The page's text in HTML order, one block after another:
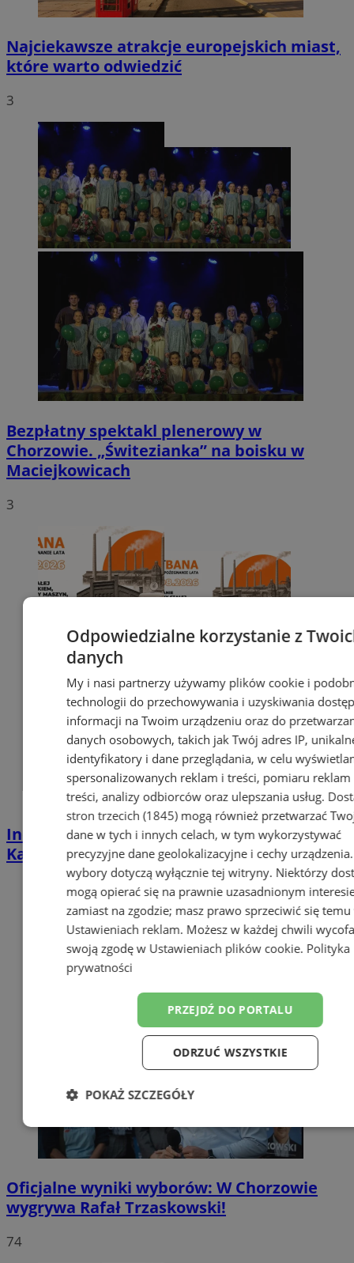
Najciekawsze atrakcje europejskich miast,
które warto odwiedzić
3
Bezpłatny spektakl plenerowy w
Chorzowie. „Świtezianka” na boisku w
Maciejkowicach
3
Industrialna podróż przez Chorzów i
Katowice. Nadchodzi HUTBANA 2026
Oficjalne wyniki wyborów: W Chorzowie
wygrywa Rafał Trzaskowski!
74
Odpowiedzialne korzystanie z
danych
My i nasi partnerzy używamy plików cookie i
technologii do przechowywania i uzyskiwania
informacji na Twoim urządzeniu oraz do
danych osobowych, takich jak Twój adres IP,
identyfikatory i dane przeglądania, w celu
spersonalizowanych reklam i treści, pomiaru reklam
treści, analizy odbiorców oraz ulepszania usług.
stron trzecich (1845)mogą również przetwarzać
dane w tych i innych celach, w tym wykorzystywać
precyzyjne dane geolokalizacyjne i cechy
wybory dotyczą wyłącznie tej witryny. Niektórzy
mogą opierać się na prawnie uzasadnionym
zamiast na zgodzie; masz prawo sprzeciwić się temu
Ustawieniach reklam. Możesz w każdej chwili
swoją zgodę w Ustawieniach plików cookie. Polityka
prywatności
PRZEJDŹ DO PORTALU
ODRZUĆ WSZYSTKIE
POKAŻ SZCZEGÓŁY
Niezbędne Wydajność
Funkcjonalność